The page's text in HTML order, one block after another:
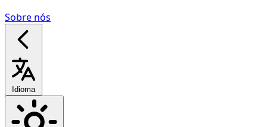
Sobre nós
Idioma